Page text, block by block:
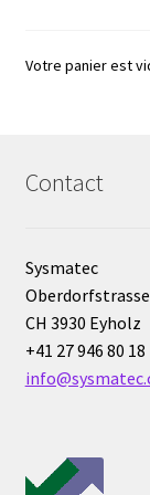
Mesure et
Mesure et
Mesures et
Votre panier est
Contact
Sysmatec
Oberdorfstrasse
CH 3930 Eyholz
+41 27 946 80 18